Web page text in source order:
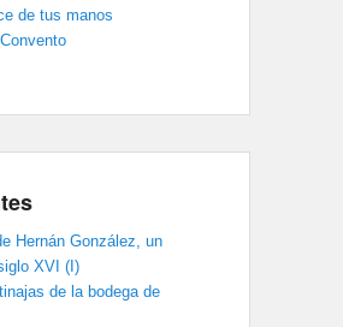
de tus manos
Hernán González, un
XVI (I)
de la bodega de